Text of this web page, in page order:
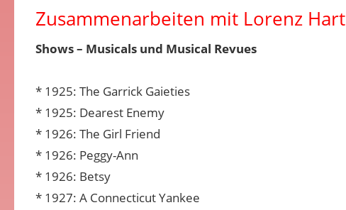
Zusammenarbeiten mit Lorenz Hart
Shows – Musicals und Musical Revues
* 1925: The Garrick Gaieties
* 1925: Dearest Enemy
* 1926: The Girl Friend
* 1926: Peggy-Ann
* 1926: Betsy
* 1927: A Connecticut Yankee